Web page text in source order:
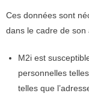
Ces données sont
dans le cadre de son
M2i est
personnelles
telles que